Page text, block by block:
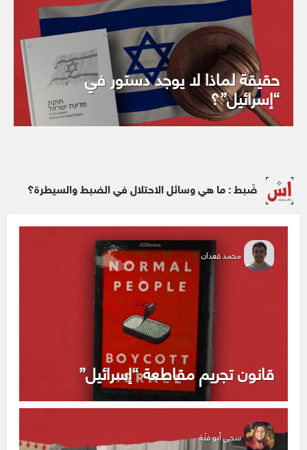
حقيقة لماذا لا يوجد دستور في
“إسرائيل”؟
ضَبط : ما هي وسائل الاحتلال في الضبط والسيطرة؟
محمد قعدان
قانون تجريم مقاطعة “إسرائيل”
سجى أبو فنّة